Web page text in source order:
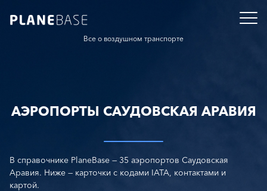
Все о воздушном транспорте
АЭРОПОРТЫ САУДОВСКАЯ АРАВИЯ
В справочнике PlaneBase — 35 аэропортов Саудовская
Аравия. Ниже — карточки с кодами IATA, контактами и
картой.